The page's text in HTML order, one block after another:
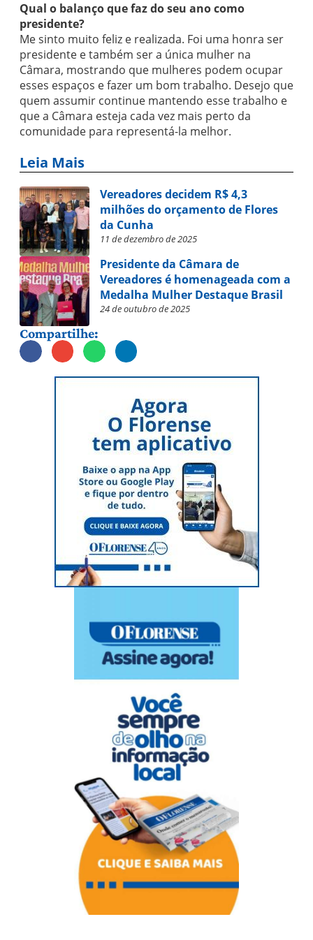
Qual o balanço que faz do seu ano como
presidente?
Me sinto muito feliz e realizada. Foi uma honra ser
presidente e também ser a única mulher na
Câmara, mostrando que mulheres podem ocupar
esses espaços e fazer um bom trabalho. Desejo que
quem assumir continue mantendo esse trabalho e
que a Câmara esteja cada vez mais perto da
comunidade para representá-la melhor.
Leia Mais
Vereadores decidem R$ 4,3
milhões do orçamento de Flores
da Cunha
11 de dezembro de 2025
Presidente da Câmara de
Vereadores é homenageada com a
Medalha Mulher Destaque Brasil
24 de outubro de 2025
Compartilhe: